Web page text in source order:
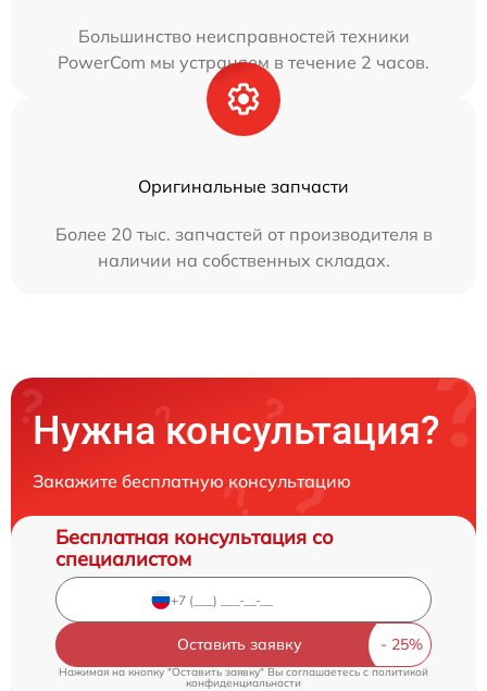
Большинство неисправностей техники
PowerCom мы устраняем в течение 2 часов.
Оригинальные запчасти
Более 20 тыс. запчастей от производителя в
наличии на собственных складах.
Нужна консультация?
Закажите бесплатную консультацию
Бесплатная консультация со
специалистом
Оставить заявку
Нажимая на кнопку "Оставить заявку" Вы соглашаетесь cполитикой
конфиденциальности